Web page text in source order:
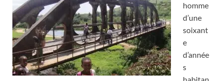
homme
d’une
soixant
e
d’année
s